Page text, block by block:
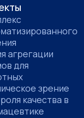
агрегации
для
зрение
качества в